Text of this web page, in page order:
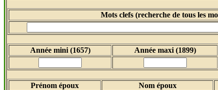
Mots clefs (recherche de tous les
Année mini (1657) Année maxi (1899)
Prénom époux Nom époux